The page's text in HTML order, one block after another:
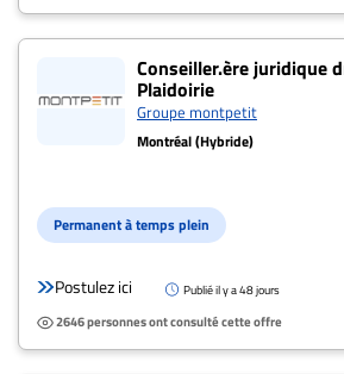
Conseiller.ère juridique
Plaidoirie
Groupe montpetit
Montréal (Hybride)
Permanent à temps plein
Postulez ici Publié il y a 48 jours
2646 personnes ont consulté cette offre